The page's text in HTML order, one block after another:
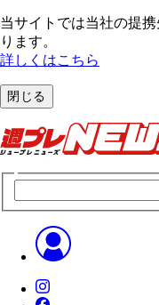
当サイトでは当社の提
ります。
詳しくはこちら
閉じる